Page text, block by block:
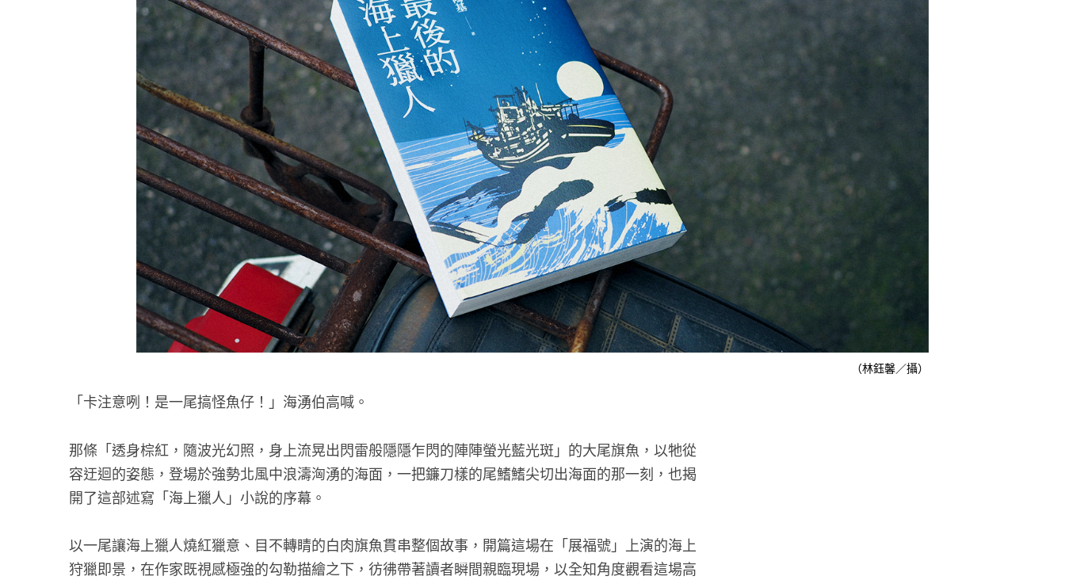
（林鈺馨／攝）
「卡注意咧！是一尾搞怪魚仔！」海湧伯高喊。
那條「透身棕紅，隨波光幻照，身上流晃出閃雷般隱隱乍閃的陣陣螢光藍光斑」的大尾旗魚，以牠從
容迂迴的姿態，登場於強勢北風中浪濤洶湧的海面，一把鐮刀樣的尾鰭鰭尖切出海面的那一刻，也揭
開了這部述寫「海上獵人」小說的序幕。
以一尾讓海上獵人燒紅獵意、目不轉睛的白肉旗魚貫串整個故事，開篇這場在「展福號」上演的海上
狩獵即景，在作家既視感極強的勾勒描繪之下，彷彿帶著讀者瞬間親臨現場，以全知角度觀看這場高